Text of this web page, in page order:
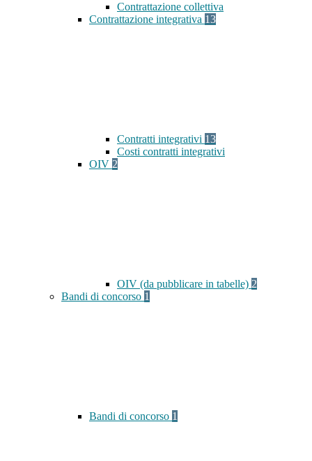
Contrattazione collettiva
Contrattazione integrativa 13
Contratti integrativi 13
Costi contratti integrativi
OIV 2
OIV (da pubblicare in tabelle) 2
Bandi di concorso 1
Bandi di concorso 1